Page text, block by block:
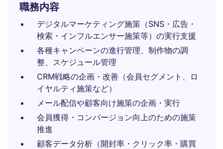
職務内容
デジタルマーケティング施策（SNS・広告・
検索・インフルエンサー施策等）の実行支援
各種キャンペーンの進行管理、制作物の調
整、スケジュール管理
CRM戦略の企画・改善（会員セグメント、ロ
イヤルティ施策など）
メール配信や顧客向け施策の企画・実行
会員獲得・コンバージョン向上のための施策
推進
顧客データ分析（開封率・クリック率・購買